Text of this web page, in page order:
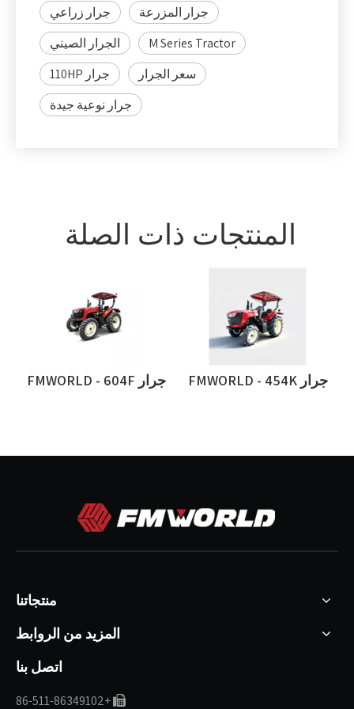
جرار زراعي
جرار المزرعة
الجرار الصيني
M Series Tractor
جرار 110HP
سعر الجرار
جرار نوعية جيدة
المنتجات ذات الصلة
جرار FMWORLD - 604F جرار FMWORLD - 454K
منتجاتنا
المزيد من الروابط
اتصل بنا

+86-511-86349102